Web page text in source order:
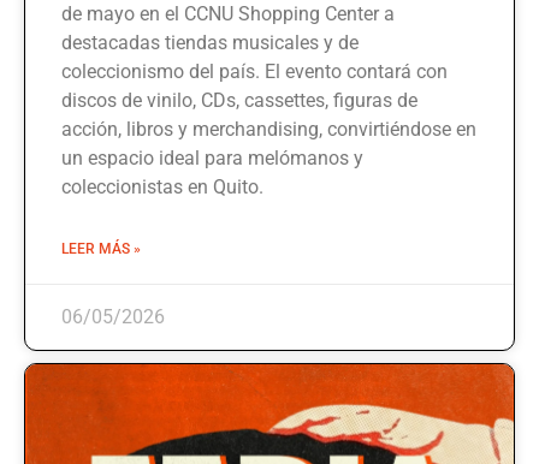
de mayo en el CCNU Shopping Center a
destacadas tiendas musicales y de
coleccionismo del país. El evento contará con
discos de vinilo, CDs, cassettes, figuras de
acción, libros y merchandising, convirtiéndose en
un espacio ideal para melómanos y
coleccionistas en Quito.
LEER MÁS »
06/05/2026